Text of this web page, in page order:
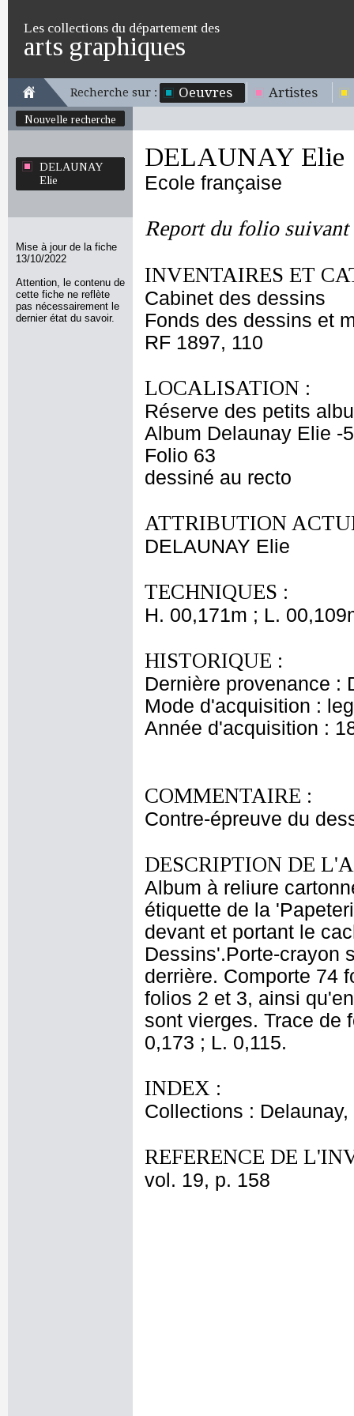
Les collections du département des
arts graphiques
Recherche sur : Oeuvres Artistes
Nouvelle recherche
DELAUNAY
Elie
Mise à jour de la fiche
13/10/2022
Attention, le contenu de
cette fiche ne reflète
pas nécessairement le
dernier état du savoir.
DELAUNAY Elie
Ecole française
Report du folio suivant
INVENTAIRES ET
Cabinet des dessins
Fonds des dessins et
RF 1897, 110
LOCALISATION :
Réserve des petits
Album Delaunay Elie -
Folio 63
dessiné au recto
ATTRIBUTION
DELAUNAY Elie
TECHNIQUES :
H. 00,171m ; L.
HISTORIQUE :
Dernière provenance :
Mode d'acquisition :
Année d'acquisition :
COMMENTAIRE :
Contre-épreuve du
DESCRIPTION DE
Album à reliure
étiquette de la
devant et portant le
Dessins'.Porte-crayon
derrière. Comporte 74
folios 2 et 3, ainsi
sont vierges. Trace de
0,173 ; L. 0,115.
INDEX :
Collections : Delaunay,
REFERENCE DE
vol. 19, p. 158